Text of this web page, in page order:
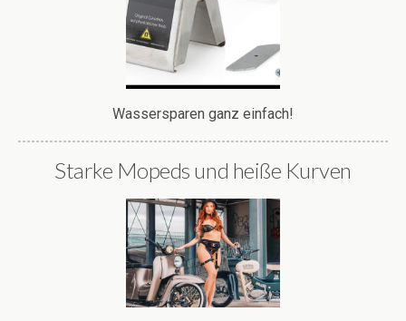
Wassersparen ganz einfach!
Starke Mopeds und heiße Kurven